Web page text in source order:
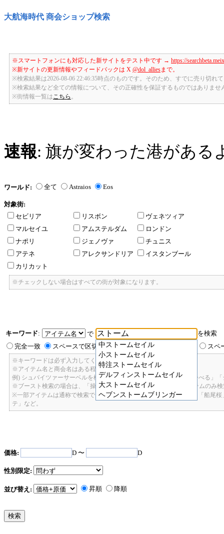
大航海時代 商会ショップ検索
※スマートフォンにも対応した新サイトをテスト中です → https://
※新サイトの更新情報やフィードバックは X @dol_alliesまで。
※検索結果は2026-08-06 22:46:35時点のものです。そのため、すでに売り切れ
※検索結果など全ての情報について、その正確性を保証するものではありませ
※街情報一覧は こちら
速報: 旗が変わった港がある
ワールド: 全て Astraios Eos
対象街:
セビリア
リスボン
ヴェネツィア
マルセイユ
アムステルダム
ロンドン
ナポリ
ジェノヴァ
チュニス
アテネ
アレクサンドリア
イスタンブール
カリカット
※チェックしない場合はすべての街が対象になります。
キーワード:
で
中ストームセイル
小ストームセイル
特注ストームセイル
デルフィンストームセイル
大ストームセイル
ヘブンストームブリンガー
を検索
完全一致
スペースで区切ったキーワードのいずれかを含む スペ
※キーワードは必ず入力してください。
※アイテム名と商会名はある程度曖昧に検索できます。
例) シュバイツァーサーベルを検索したい場合: 「しゅばいつあーさーべる」
※ブースト検索の場合は、「操舵+2」で検索すると、操舵+2のアイテムのみ
※一部アイテムは通称で検索できます。「カテ1」「C1」「ロット1」「船尾
テ」など。
価格: D 〜 D
性別限定:
並び替え: 昇順 降順